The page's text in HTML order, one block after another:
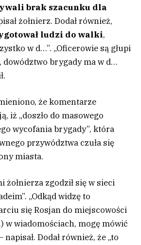
brak szacunku dla
żołnierz. Dodał również,
ludzi do walki,
w d…”. „Oficerowie są głupi
brygady ma w d…
że komentarze
iż „doszło do masowego
wycofania brygady”, która
przywództwa czuła się
miasta.
żołnierza zgodził się w sieci
„Odkąd widzę to
się Rosjan do miejscowości
w wiadomościach, mogę mówić
Dodał również, że „to